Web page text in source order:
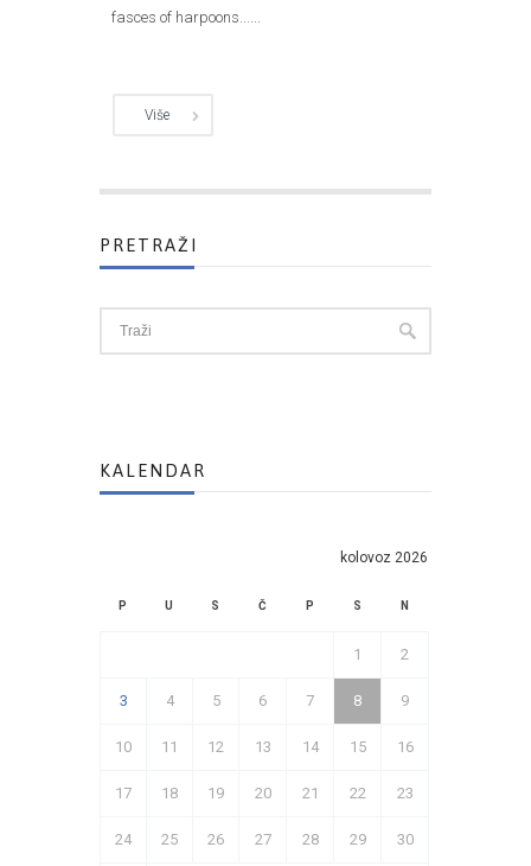
fasces of harpoons......
Više
PRETRAŽI
KALENDAR
kolovoz 2026
P U S Č P S N
1 2
3 4 5 6 7 8 9
10 11 12 13 14 15 16
17 18 19 20 21 22 23
24 25 26 27 28 29 30